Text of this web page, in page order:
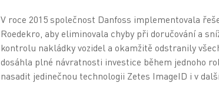
V roce 2015 společnost Danfoss implementovala
Roedekro, aby eliminovala chyby při doručování a
kontrolu nakládky vozidel a okamžitě odstranily
dosáhla plné návratnosti investice během jednoho
nasadit jedinečnou technologii Zetes ImageID i v